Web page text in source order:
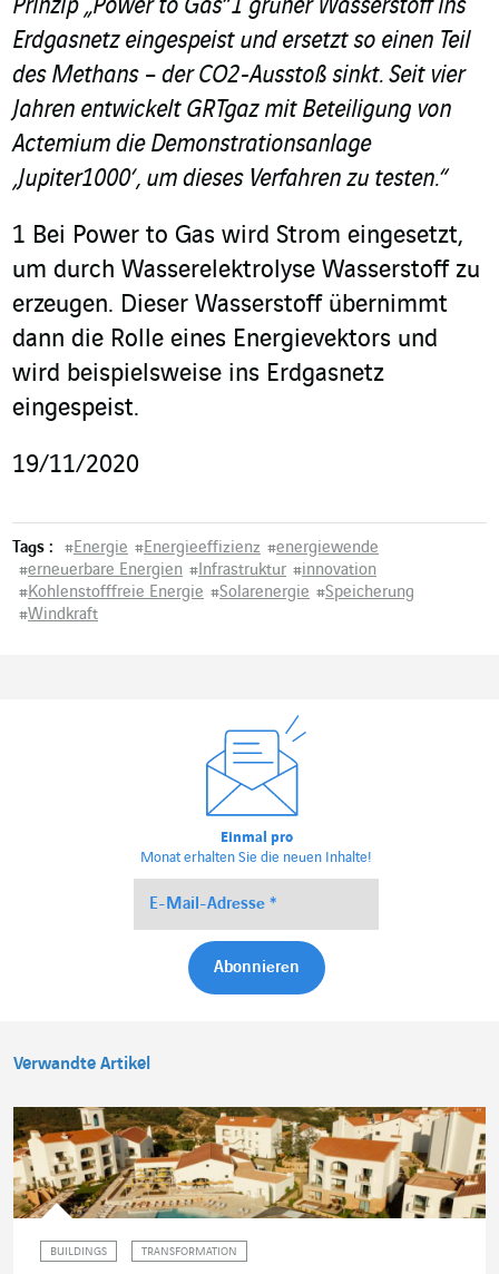
Prinzip „Power to Gas“1 grüner Wasserstoff ins
Erdgasnetz eingespeist und ersetzt so einen Teil
des Methans – der CO2-Ausstoß sinkt. Seit vier
Jahren entwickelt GRTgaz mit Beteiligung von
Actemium die Demonstrationsanlage
‚Jupiter1000‘, um dieses Verfahren zu testen.“
1 Bei Power to Gas wird Strom eingesetzt,
um durch Wasserelektrolyse Wasserstoff zu
erzeugen. Dieser Wasserstoff übernimmt
dann die Rolle eines Energievektors und
wird beispielsweise ins Erdgasnetz
eingespeist.
19/11/2020
Tags : #Energie #Energieeffizienz #energiewende
#erneuerbare Energien #Infrastruktur #innovation
#Kohlenstofffreie Energie #Solarenergie #Speicherung
#Windkraft
Einmal pro
Monat erhalten Sie die neuen Inhalte!
Verwandte Artikel
BUILDINGS TRANSFORMATION